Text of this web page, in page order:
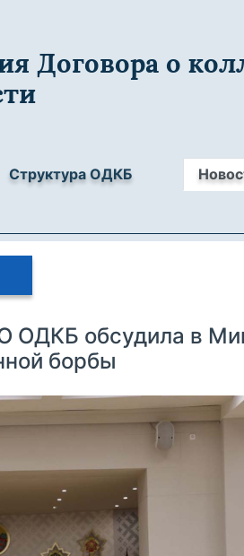
Договора о
Структура ОДКБ
ОДКБ обсудила в
борбы